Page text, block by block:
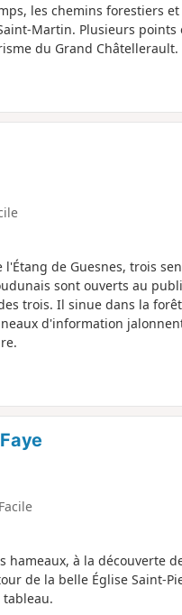
les chemins forestiers
Martin. Plusieurs
du Grand Châtellerault.
de Guesnes, trois
sont ouverts au
trois. Il sinue dans la
d'information
Facile
à la découverte
de la belle Église Saint-